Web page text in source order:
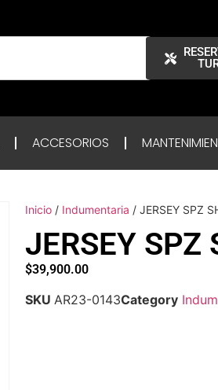
ACCESORIOS
Inicio / Indumentaria / JERSEY SPZ
JERSEY SPZ
$39,900.00
SKU AR23-0143Category